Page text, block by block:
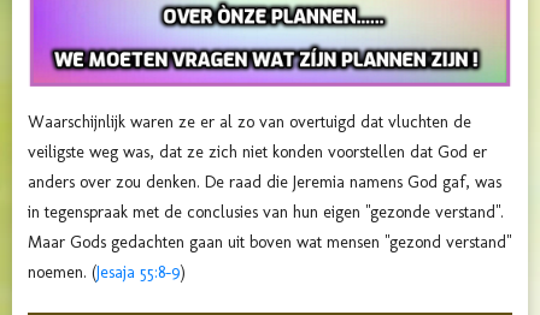
Waarschijnlijk waren ze er al zo van overtuigd dat vluchten de
veiligste weg was, dat ze zich niet konden voorstellen dat God er
anders over zou denken. De raad die Jeremia namens God gaf, was
in tegenspraak met de conclusies van hun eigen "gezonde verstand".
Maar Gods gedachten gaan uit boven wat mensen "gezond verstand"
noemen. (Jesaja 55:8-9)